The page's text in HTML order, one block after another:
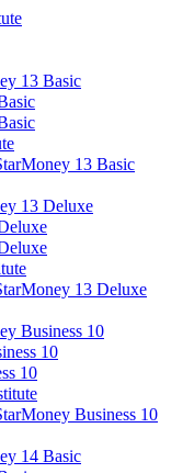
13 Basic
13 Basic
13 Deluxe
13 Deluxe
Business 10
10
10
Business 10
14 Basic